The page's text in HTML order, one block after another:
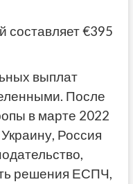
€395
выплат
После
в марте 2022
Россия
решения ЕСПЧ,